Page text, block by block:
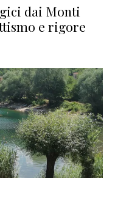
dai Monti
e rigore